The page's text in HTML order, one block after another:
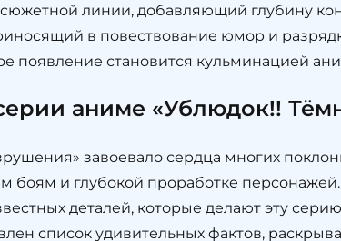
линии, добавляющий глубину
в повествование юмор и
появление становится кульминацией
аниме «Ублюдок!!
завоевало сердца многих
и глубокой проработке
деталей, которые делают эту
список удивительных фактов,